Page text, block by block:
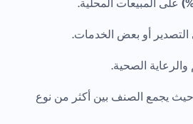
أو بعض الخدمات.
والرعاية الصحية.
حيث يجمع الصنف بين أكثر من نوع